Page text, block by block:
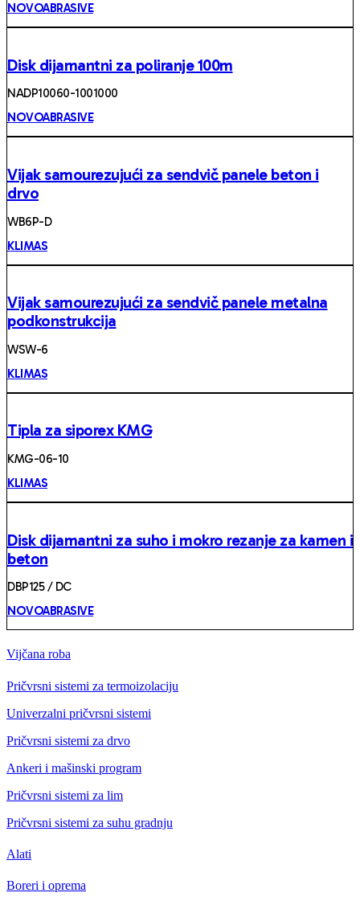
NOVOABRASIVE
Disk dijamantni za poliranje 100m
NADP10060-1001000
NOVOABRASIVE
Vijak samourezujući za sendvič panele beton i
drvo
WB6P-D
KLIMAS
Vijak samourezujući za sendvič panele metalna
podkonstrukcija
WSW-6
KLIMAS
Tipla za siporex KMG
KMG-06-10
KLIMAS
Disk dijamantni za suho i mokro rezanje za kamen i
beton
DBP125 / DC
NOVOABRASIVE
Vijčana roba
Pričvrsni sistemi za termoizolaciju
Univerzalni pričvrsni sistemi
Pričvrsni sistemi za drvo
Ankeri i mašinski program
Pričvrsni sistemi za lim
Pričvrsni sistemi za suhu gradnju
Alati
Boreri i oprema